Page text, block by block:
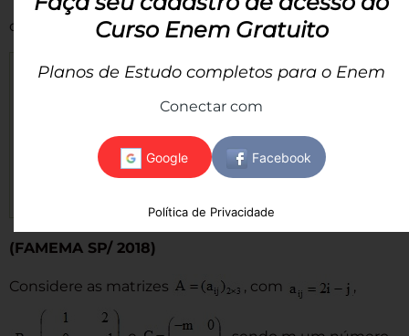
c da matriz C = AB é
10
(FAMEMA SP/ 2018)
Considere as matrizes , com ,
Curso Enem Gratuito
Planos de Estudo completos para o Enem
Conectar com
Política de Privacidade